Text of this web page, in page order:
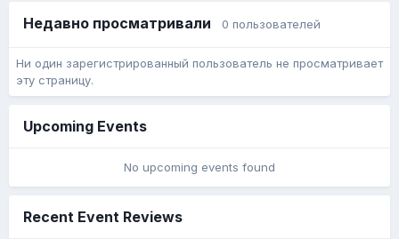
Недавно просматривали 0 пользователей
Ни один зарегистрированный пользователь не просматривает
эту страницу.
Upcoming Events
No upcoming events found
Recent Event Reviews